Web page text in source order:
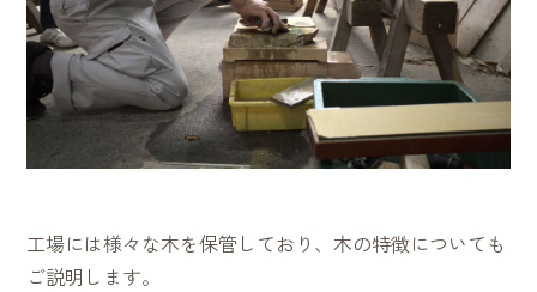
工場には様々な木を保管しており、木の特徴についても
ご説明します。